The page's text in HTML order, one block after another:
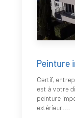
Peinture
Certif,
est à votre
peinture
extérieur....